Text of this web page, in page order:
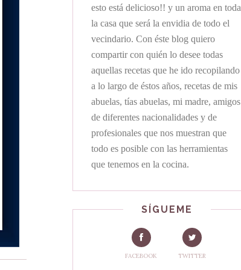
esto está delicioso!! y un aroma en toda
la casa que será la envidia de todo el
vecindario. Con éste blog quiero
compartir con quién lo desee todas
aquellas recetas que he ido recopilando
a lo largo de éstos años, recetas de mis
abuelas, tías abuelas, mi madre, amigos
de diferentes nacionalidades y de
profesionales que nos muestran que
todo es posible con las herramientas
que tenemos en la cocina.
SÍGUEME
FACEBOOK TWITTER